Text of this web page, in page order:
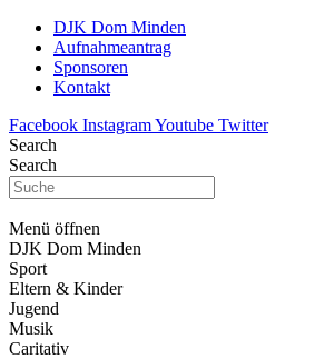
DJK Dom Minden
Aufnahmeantrag
Sponsoren
Kontakt
Facebook InstagramYoutube Twitter
Search
Search
Menü öffnen
DJK Dom Minden
Sport
Eltern & Kinder
Jugend
Musik
Caritativ